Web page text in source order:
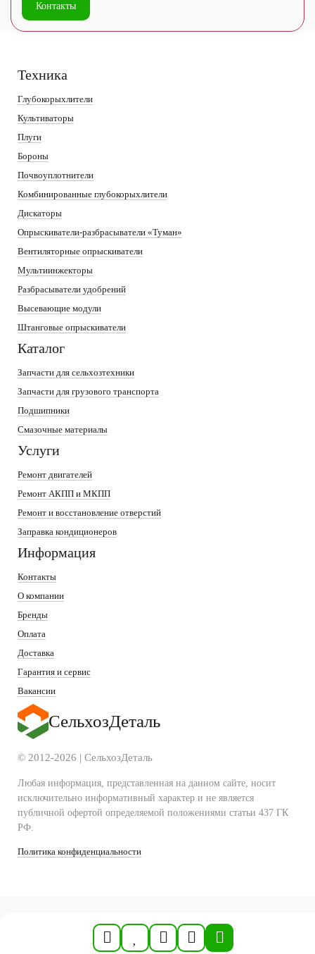
Контакты
СельхозДеталь
© 2012-2026 | СельхозДеталь
Любая информация, представленная на данном сайте, носит
исключительно информативный характер и не является
публичной офертой определяемой положениями статьи 437 ГК
РФ.
Политика конфиденциальности
Техника
Глубокорыхлители
Культиваторы
Плуги
Бороны
Почвоуплотнители
Комбинированные глубокорыхлители
Дискаторы
Опрыскиватели-разбрасыватели «Туман»
Вентиляторные опрыскиватели
Мультиинжекторы
Разбрасыватели удобрений
Высевающие модули
Штанговые опрыскиватели
Каталог
Запчасти для сельхозтехники
Запчасти для грузового транспорта
Подшипники
Смазочные материалы
Услуги
Ремонт двигателей
Ремонт АКПП и МКПП
Ремонт и восстановление отверстий
Заправка кондиционеров
Информация
Контакты
О компании
Бренды
Оплата
Доставка
Гарантия и сервис
Вакансии